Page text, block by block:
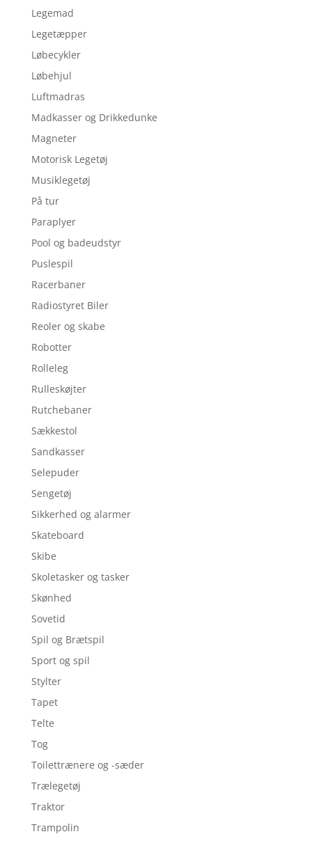
Legemad
Legetæpper
Løbecykler
Løbehjul
Luftmadras
Madkasser og Drikkedunke
Magneter
Motorisk Legetøj
Musiklegetøj
På tur
Paraplyer
Pool og badeudstyr
Puslespil
Racerbaner
Radiostyret Biler
Reoler og skabe
Robotter
Rolleleg
Rulleskøjter
Rutchebaner
Sækkestol
Sandkasser
Selepuder
Sengetøj
Sikkerhed og alarmer
Skateboard
Skibe
Skoletasker og tasker
Skønhed
Sovetid
Spil og Brætspil
Sport og spil
Stylter
Tapet
Telte
Tog
Toilettrænere og -sæder
Trælegetøj
Traktor
Trampolin